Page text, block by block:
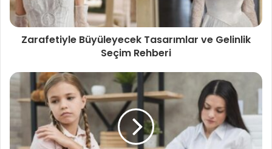
Zarafetiyle Büyüleyecek Tasarımlar ve Gelinlik
Seçim Rehberi